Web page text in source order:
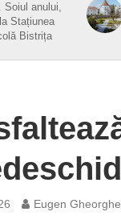
Soiul anului,
Stațiunea
Bistrița
Eugen Gheorghe